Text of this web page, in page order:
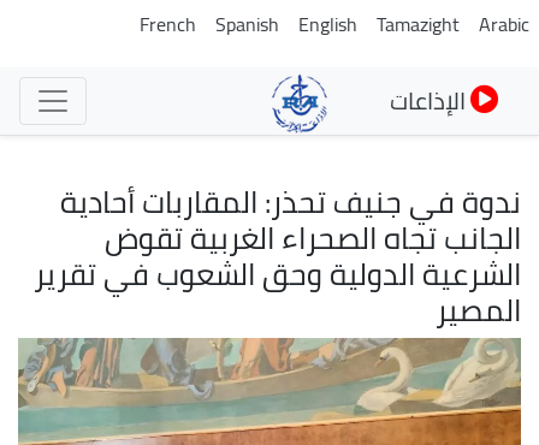
تجاوز
Arabic
Tamazight
English
Spanish
French
الإذاعات
ندوة في جنيف تحذر: المقاربات أحادية
الجانب تجاه الصحراء الغربية تقوض
الشرعية الدولية وحق الشعوب في تقرير
المصير
الصورة